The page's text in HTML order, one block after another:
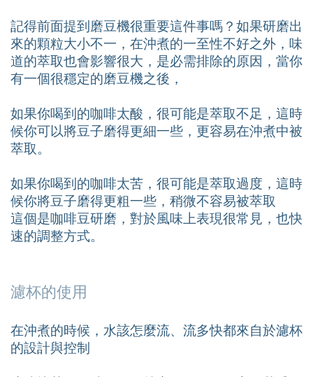
記得前面提到磨豆機很重要這件事嗎？如果研磨出
來的顆粒大小不一，在沖煮的一至性不好之外，味
道的萃取也會影響很大，是必需排除的原因，當你
有一個很穩定的磨豆機之後，
如果你喝到的咖啡太酸，很可能是萃取不足，這時
候你可以將豆子磨得更細一些，更容易在沖煮中被
萃取。
如果你喝到的咖啡太苦，很可能是萃取過度，這時
候你將豆子磨得更粗一些，稍微不容易被萃取
這個是咖啡豆研磨，對於風味上表現很常見，也快
速的調整方式。
濾杯的使用
在沖煮的時候，水該怎麼流、流多快都來自於濾杯
的設計與控制